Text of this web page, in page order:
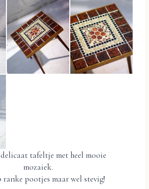
tafeltje met heel mooie
mozaiek.
pootjes maar wel stevig!